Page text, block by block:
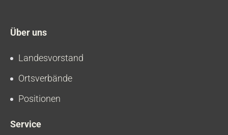
Über uns
Landesvorstand
Ortsverbände
Positionen
Service